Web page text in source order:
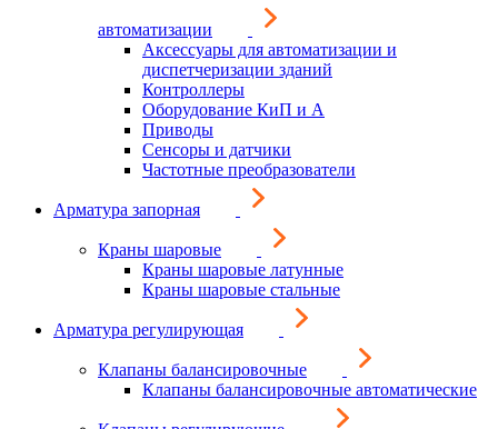
автоматизации
Аксессуары для автоматизации и
диспетчеризации зданий
Контроллеры
Оборудование КиП и А
Приводы
Сенсоры и датчики
Частотные преобразователи
Арматура запорная
Краны шаровые
Краны шаровые латунные
Краны шаровые стальные
Арматура регулирующая
Клапаны балансировочные
Клапаны балансировочные автоматические